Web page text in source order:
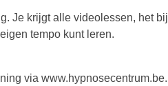
Je krijgt alle videolessen, het
tempo kunt leren.
via